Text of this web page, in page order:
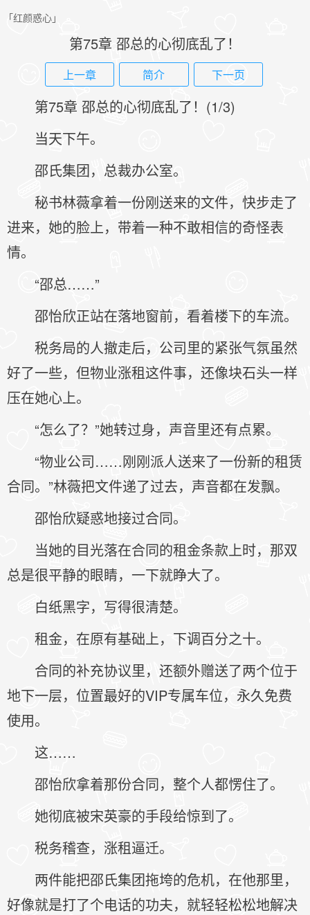
「红颜惑心」
第75章 邵总的心彻底乱了！
上一章 简介 下一页
第75章 邵总的心彻底乱了！(1/3)
当天下午。
邵氏集团，总裁办公室。
秘书林薇拿着一份刚送来的文件，快步走了
进来，她的脸上，带着一种不敢相信的奇怪表
情。
“邵总……”
邵怡欣正站在落地窗前，看着楼下的车流。
税务局的人撤走后，公司里的紧张气氛虽然
好了一些，但物业涨租这件事，还像块石头一样
压在她心上。
“怎么了？”她转过身，声音里还有点累。
“物业公司……刚刚派人送来了一份新的租赁
合同。”林薇把文件递了过去，声音都在发飘。
邵怡欣疑惑地接过合同。
当她的目光落在合同的租金条款上时，那双
总是很平静的眼睛，一下就睁大了。
白纸黑字，写得很清楚。
租金，在原有基础上，下调百分之十。
合同的补充协议里，还额外赠送了两个位于
地下一层，位置最好的VIP专属车位，永久免费
使用。
这……
邵怡欣拿着那份合同，整个人都愣住了。
她彻底被宋英豪的手段给惊到了。
税务稽查，涨租逼迁。
两件能把邵氏集团拖垮的危机，在他那里，
好像就是打了个电话的功夫，就轻轻松松地解决